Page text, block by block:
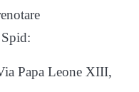
Papa Leone XIII,